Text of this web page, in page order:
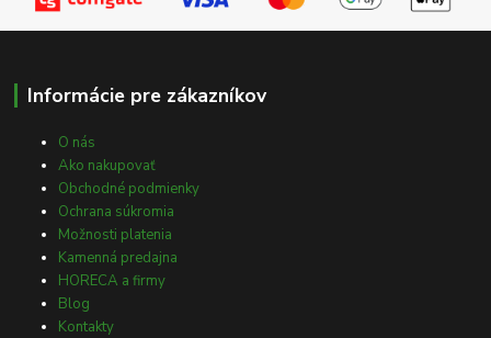
Informácie pre zákazníkov
O nás
Ako nakupovať
Obchodné podmienky
Ochrana súkromia
Možnosti platenia
Kamenná predajna
HORECA a firmy
Blog
Kontakty